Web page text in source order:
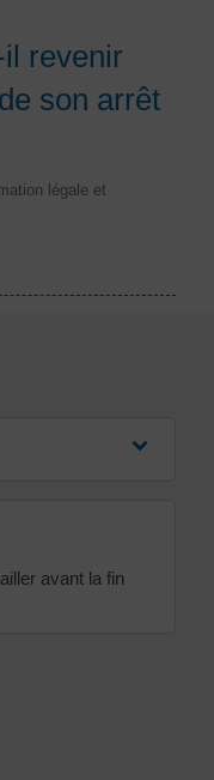
revenir
son arrêt
légale et
avant la fin